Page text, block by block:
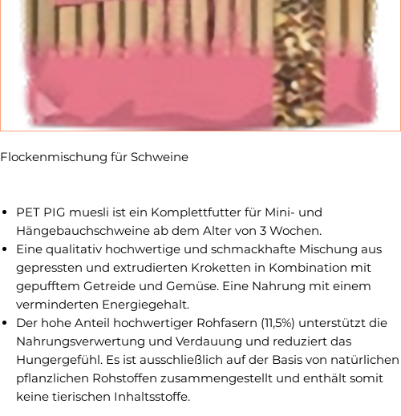
Flockenmischung für Schweine
PET PIG muesli ist ein Komplettfutter für Mini- und
Hängebauchschweine ab dem Alter von 3 Wochen.
Eine qualitativ hochwertige und schmackhafte Mischung aus
gepressten und extrudierten Kroketten in Kombination mit
gepufftem Getreide und Gemüse. Eine Nahrung mit einem
verminderten Energiegehalt.
Der hohe Anteil hochwertiger Rohfasern (11,5%) unterstützt die
Nahrungsverwertung und Verdauung und reduziert das
Hungergefühl. Es ist ausschließlich auf der Basis von natürlichen
pflanzlichen Rohstoffen zusammengestellt und enthält somit
keine tierischen Inhaltsstoffe.